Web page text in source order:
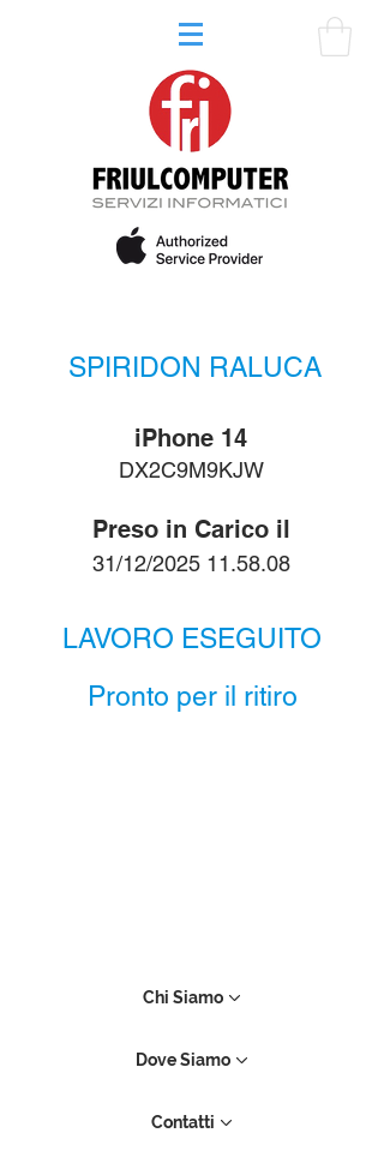
SPIRIDON RALUCA
DX2C9M9KJW
iPhone 14
Preso in Carico il
31/12/2025 11.58.08
LAVORO ESEGUITO
Pronto per il ritiro
Chi Siamo
Dove Siamo
Contatti